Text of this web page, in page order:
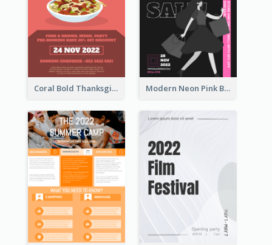
Coral Bold Thanksgiving Dinner Promotion Flyer Modern Neon Pink Black Friday Shopping Sale Day Flyer